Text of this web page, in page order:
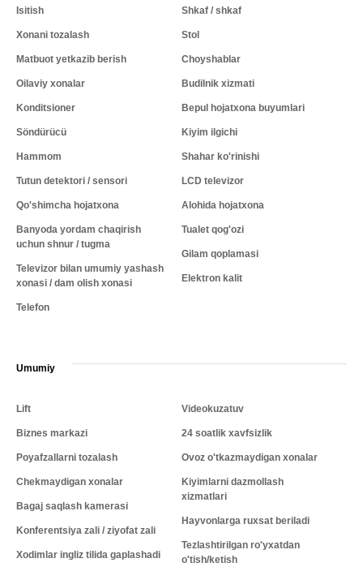
Isitish
Xonani tozalash
Matbuot yetkazib berish
Oilaviy xonalar
Konditsioner
Söndürücü
Hammom
Tutun detektori / sensori
Qo'shimcha hojatxona
Banyoda yordam chaqirish
uchun shnur / tugma
Televizor bilan umumiy yashash
xonasi / dam olish xonasi
Telefon
Shkaf / shkaf
Stol
Choyshablar
Budilnik xizmati
Bepul hojatxona buyumlari
Kiyim ilgichi
Shahar ko'rinishi
LCD televizor
Alohida hojatxona
Tualet qog'ozi
Gilam qoplamasi
Elektron kalit
Umumiy
Lift
Biznes markazi
Poyafzallarni tozalash
Chekmaydigan xonalar
Bagaj saqlash kamerasi
Konferentsiya zali / ziyofat zali
Xodimlar ingliz tilida gaplashadi
Videokuzatuv
24 soatlik xavfsizlik
Ovoz o'tkazmaydigan xonalar
Kiyimlarni dazmollash
xizmatlari
Hayvonlarga ruxsat beriladi
Tezlashtirilgan ro'yxatdan
o'tish/ketish